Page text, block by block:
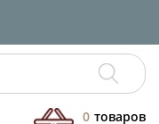
0 товаров